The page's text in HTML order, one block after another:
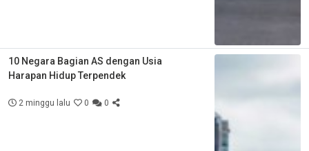
10 Negara Bagian AS dengan Usia
Harapan Hidup Terpendek
2 minggu lalu 0 0